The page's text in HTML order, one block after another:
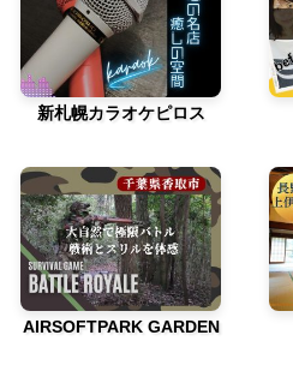
新札幌カラオケピロス
AIRSOFTPARK GARDEN